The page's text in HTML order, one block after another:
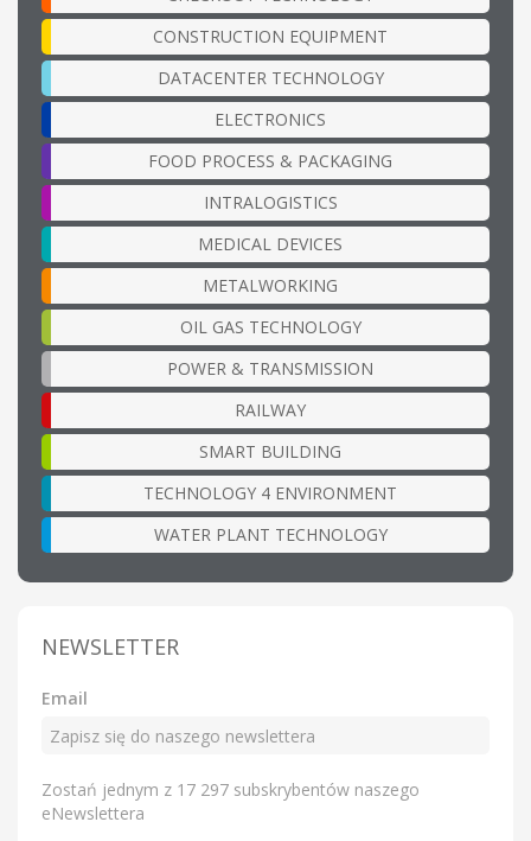
CONSTRUCTION EQUIPMENT
DATACENTER TECHNOLOGY
ELECTRONICS
FOOD PROCESS & PACKAGING
INTRALOGISTICS
MEDICAL DEVICES
METALWORKING
OIL GAS TECHNOLOGY
POWER & TRANSMISSION
RAILWAY
SMART BUILDING
TECHNOLOGY 4 ENVIRONMENT
WATER PLANT TECHNOLOGY
NEWSLETTER
Email
Zostań jednym z 17 297 subskrybentów naszego
eNewslettera